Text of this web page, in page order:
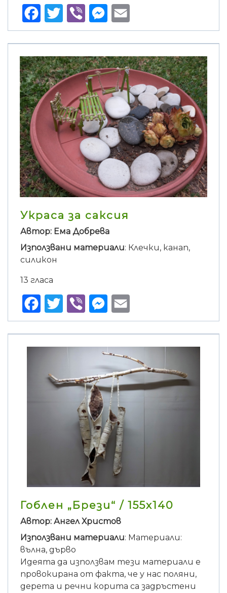
FacebookTwitterViber Messenger
Украса за саксия
Автор: Ема Добрева
Използвани материали: Клечки, канап,
силикон
13 гласа
FacebookTwitterViber Messenger
Гоблен „Брези“ / 155х140
Автор: Ангел Христов
Използвани материали: Материали:
вълна, дърво
Идеята да използвам тези материали е
провокирана от факта, че у нас поляни,
дерета и речни корита са задръстени